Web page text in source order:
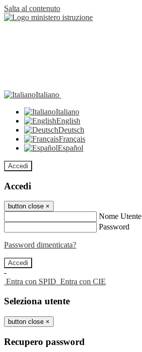
Salta al contenuto
Italiano
Italiano
English
Deutsch
Français
Español
Accedi
Accedi
button close ×
Nome Utente
Password
Password dimenticata?
-
Entra con SPID Entra con CIE
Seleziona utente
button close ×
Recupero password